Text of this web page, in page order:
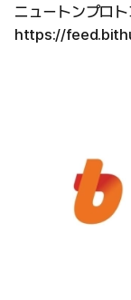
ニュートンプロ
https://